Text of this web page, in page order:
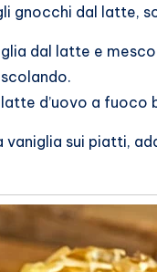
gnocchi dal latte,
dal latte e
d’uovo a
vaniglia sui piatti,